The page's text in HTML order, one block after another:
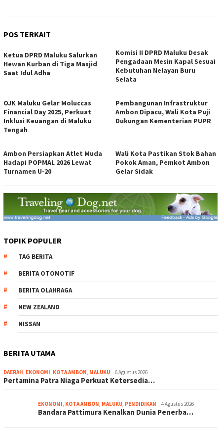
POS TERKAIT
Ketua DPRD Maluku Salurkan
Hewan Kurban di Tiga Masjid
Saat Idul Adha
Komisi II DPRD Maluku Desak
Pengadaan Mesin Kapal Sesuai
Kebutuhan Nelayan Buru
Selata
OJK Maluku Gelar Moluccas
Financial Day 2025, Perkuat
Inklusi Keuangan di Maluku
Tengah
Pembangunan Infrastruktur
Ambon Dipacu, Wali Kota Puji
Dukungan Kementerian PUPR
Ambon Persiapkan Atlet Muda
Hadapi POPMAL 2026 Lewat
Turnamen U-20
Wali Kota Pastikan Stok Bahan
Pokok Aman, Pemkot Ambon
Gelar Sidak
TOPIK POPULER
TAG BERITA
BERITA OTOMOTIF
BERITA OLAHRAGA
NEW ZEALAND
NISSAN
BERITA UTAMA
DAERAH, EKONOMI, KOTA AMBON, MALUKU 6 Agustus 2026
Pertamina Patra Niaga Perkuat Ketersedia…
EKONOMI, KOTA AMBON, MALUKU, PENDIDIKAN 4 Agustus 2026
Bandara Pattimura Kenalkan Dunia Penerba…